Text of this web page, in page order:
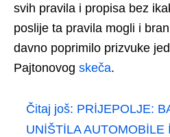
svih pravila i propisa bez
poslije ta pravila mogli i
davno poprimilo prizvuke
Pajtonovog skeča.
Čitaj još: PRİJEPOLJE:
UNİŠTİLA AUTOMOBİLE